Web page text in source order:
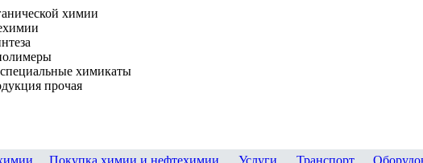
химии
химикаты
прочая
Покупка химии и нефтехимии Услуги Транспорт,